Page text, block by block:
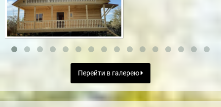
Перейти в галерею